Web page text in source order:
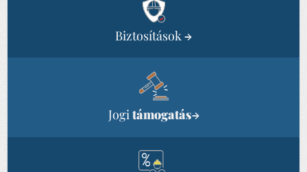
Biztosítások→
Jogitámogatás→